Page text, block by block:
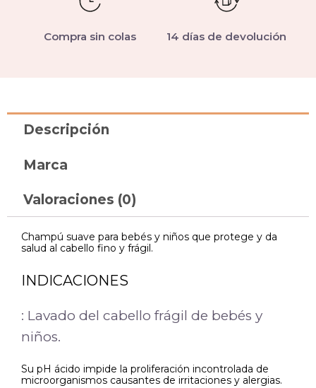
Compra sin colas 14 días de devolución
Descripción
Marca
Valoraciones (0)
Champú suave para bebés y niños que protege y da
salud al cabello fino y frágil.
INDICACIONES
: Lavado del cabello frágil de bebés y
niños.
Su pH ácido impide la proliferación incontrolada de
microorganismos causantes de irritaciones y alergias.